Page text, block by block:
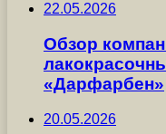
22.05.2026
Обзор
«Дарфарбен»
20.05.2026